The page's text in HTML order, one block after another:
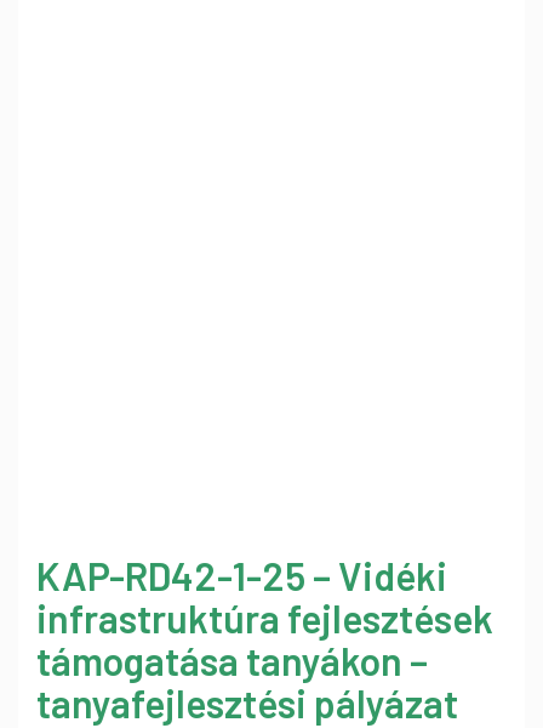
KAP-RD42-1-25 – Vidéki
infrastruktúra fejlesztések
támogatása tanyákon –
tanyafejlesztési pályázat